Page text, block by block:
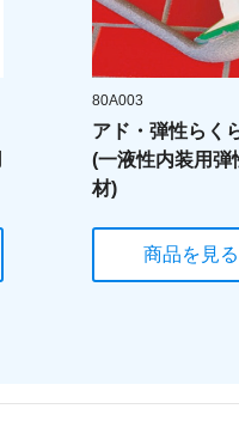
80A003
アド・弾性らく
(一液性内装用弾
材)
商品を見る